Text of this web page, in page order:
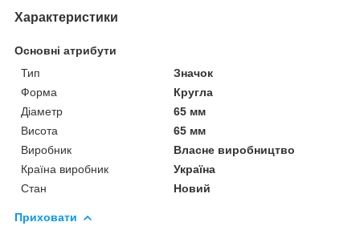
Характеристики
Основні атрибути
Тип
Значок
Форма
Кругла
Діаметр
65 мм
Висота
65 мм
Виробник
Власне виробництво
Країна виробник
Україна
Стан
Новий
Приховати